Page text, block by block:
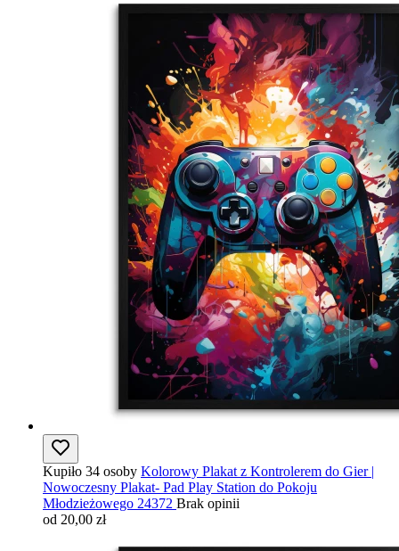
Kupiło 34 osoby Kolorowy Plakat z Kontrolerem do Gier |
Nowoczesny Plakat- Pad Play Station do Pokoju
Młodzieżowego 24372 Brak opinii
od 20,00 zł